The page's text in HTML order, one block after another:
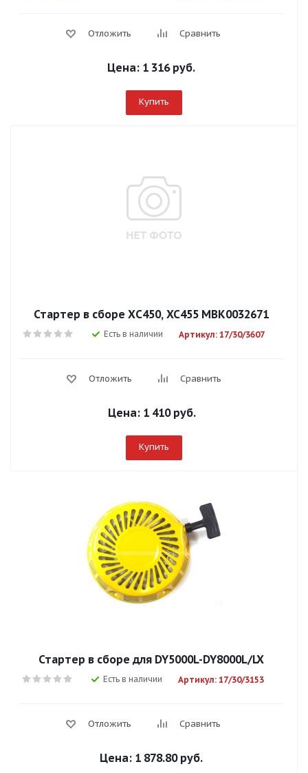
Отложить Сравнить
Цена: 1 316 руб.
Купить
Стартер в сборе ХС450, XC455 МВК0032671
Есть в наличии Артикул: 17/30/3607
Отложить Сравнить
Цена: 1 410 руб.
Купить
Стартер в сборе для DY5000L-DY8000L/LX
Есть в наличии Артикул: 17/30/3153
Отложить Сравнить
Цена: 1 878.80 руб.